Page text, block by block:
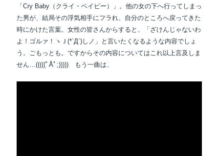
「Cry Baby（クライ・ベイビー）」。他の女の下へ行ってしまっ
た男が、結局その浮気相手にフラれ、自分のところへ戻ってきた
時にかけた言葉。女性の皆さんからすると、「ざけんじゃないわ
よ！ゴルァ！ヽＪ(*`Д´)しノ」と言いたくなるような内容でしょ
う。ごもっとも。ですからその内容についてはこれ以上言及しま
せん…(((((ﾟÅﾟ;))))) もう一曲は、